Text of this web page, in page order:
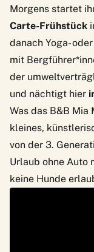
Morgens startet
Carte-Frühstück
danach Yoga-
mit
der
und nächtigt hier
Was das B&B Mia
kleines,
von der 3.
Urlaub ohne Auto
keine Hunde